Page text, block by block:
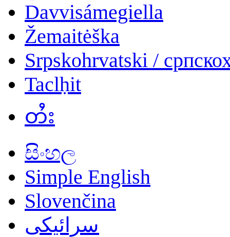
Davvisámegiella
Žemaitėška
Srpskohrvatski /
Taclḥit
တႆး
සිංහල
Simple English
Slovenčina
سرائیکی